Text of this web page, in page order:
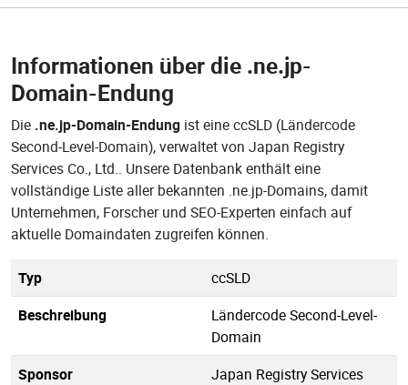
Informationen über die .ne.jp-
Domain-Endung
Die .ne.jp-Domain-Endung ist eine ccSLD (Ländercode
Second-Level-Domain), verwaltet von Japan Registry
Services Co., Ltd.. Unsere Datenbank enthält eine
vollständige Liste aller bekannten .ne.jp-Domains, damit
Unternehmen, Forscher und SEO-Experten einfach auf
aktuelle Domaindaten zugreifen können.
Typ
ccSLD
Beschreibung
Ländercode Second-Level-
Domain
Sponsor
Japan Registry Services